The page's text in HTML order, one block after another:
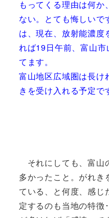
もってくる理由は何か
ない。とても悔しいで
は、現在、放射能濃度
れば19日午前、富山
てます。
富山地区広域圏は長け
きを受け入れる予定で
それにしても、富山
多かったこと。がれき
ている、と何度、感
定するのも当地の特徴